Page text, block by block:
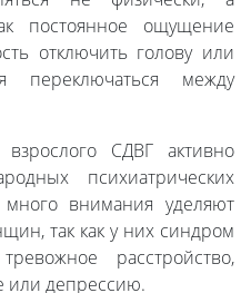
постоянное ощущение
отключить голову или
переключаться между
СДВГ активно
психиатрических
внимания уделяют
так как у них синдром
расстройство,
или депрессию.